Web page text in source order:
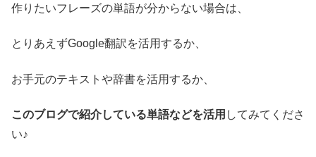
作りたいフレーズの単語が分からない場合は、
とりあえずGoogle翻訳を活用するか、
お手元のテキストや辞書を活用するか、
このブログで紹介している単語などを活用 してみてくださ
い♪